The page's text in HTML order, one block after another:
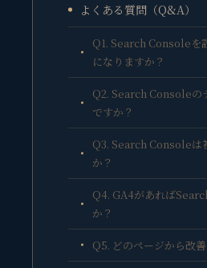
よくある質問（Q&A）
Q1. Search Consoleを
になりますか？
Q2. Search Consoleの
ですか？
Q3. Search Consoleは
か？
Q4. GA4があれば
か？
Q5. どのページから改